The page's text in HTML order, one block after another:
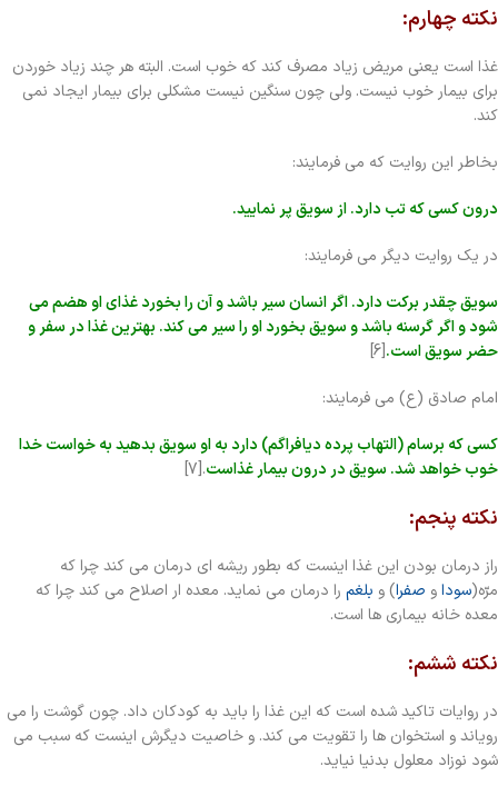
نکته چهارم:
غذا است یعنی مریض زیاد مصرف کند که خوب است. البته هر چند زیاد خوردن
برای بیمار خوب نیست. ولی چون سنگین نیست مشکلی برای بیمار ایجاد نمی
کند.
بخاطر این روایت که می فرمایند:
درون کسی که تب دارد. از سویق پر نمایید.
در یک روایت دیگر می فرمایند:
سویق چقدر برکت دارد. اگر انسان سیر باشد و آن را بخورد غذای او هضم می
شود و اگر گرسنه باشد و سویق بخورد او را سیر می کند. بهترین غذا در سفر و
حضر سویق است.[6]
امام صادق (ع) می فرمایند:
کسی که برسام (التهاب پرده دیافراگم) دارد به او سویق بدهید به خواست خدا
خوب خواهد شد. سویق در درون بیمار غذاست.[7]
نکته پنجم:
راز درمان بودن این غذا اینست که بطور ریشه ای درمان می کند چرا که
مرّه(سوداو صفرا) و بلغم را درمان می نماید. معده ار اصلاح می کند چرا که
معده خانه بیماری ها است.
نکته ششم:
در روایات تاکید شده است که این غذا را باید به کودکان داد. چون گوشت را می
رویاند و استخوان ها را تقویت می کند. و خاصیت دیگرش اینست که سبب می
شود نوزاد معلول بدنیا نیاید.